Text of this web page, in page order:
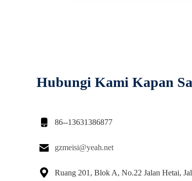
Hubungi Kami Kapan
 86--13631386877
 gzmeisi@yeah.net

Ruang 201, Blok A, No.22 Jalan Hetai,